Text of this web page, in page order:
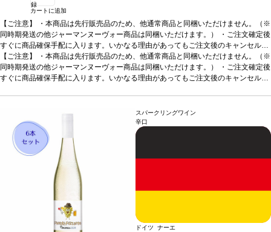
録
カートに追加
【ご注意】
・本商品は先行販売品のため、他通常商品と同梱いただけません。（※
同時期発送の他ジャーマンヌーヴォー商品は同梱いただけます。） ・ご注文確定後
すぐに商品確保手配に入ります。いかなる理由があってもご注文後のキャンセルは
承っておりません。 ・手配完了後、システム設定上ご注文手配完了の通知が送付さ
れますが、出荷は配送予定日に準じます。 ・お届けは12月中旬頃を予定しており
ます。 ・お届け先1件につき送料1,760円を頂戴いたします。 ・値引きクーポンは
【ご注意】
・本商品は先行販売品のため、他通常商品と同梱いただけません。（※
同時期発送の他ジャーマンヌーヴォー商品は同梱いただけます。） ・ご注文確定後
すぐに商品確保手配に入ります。いかなる理由があってもご注文後のキャンセルは
ます。 ・お届け先1件につき送料1,760円を頂戴いたします。 ・値引きクーポンは
ご利用いただけません。 ・クール便発送はお選びいただけません。
スパークリングワイン
辛口
ドイツ ナーエ